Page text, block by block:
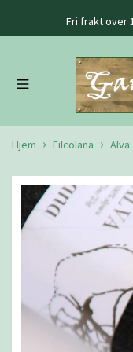
Fri frakt over
Hjem Filcolana Alva